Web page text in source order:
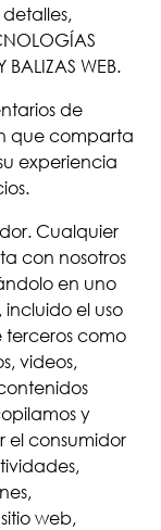
BALIZAS WEB.
de
que comparta
experiencia
Cualquier
con nosotros
en uno
incluido el uso
terceros como
videos,
y
el consumidor
web,